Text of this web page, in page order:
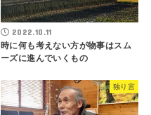
2022.10.11
時に何も考えない方が物事はスム
ーズに進んでいくもの
独り言